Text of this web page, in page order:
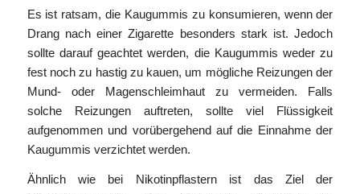
Es ist ratsam, die Kaugummis zu konsumieren, wenn der
Drang nach einer Zigarette besonders stark ist. Jedoch
sollte darauf geachtet werden, die Kaugummis weder zu
fest noch zu hastig zu kauen, um mögliche Reizungen der
Mund- oder Magenschleimhaut zu vermeiden. Falls
solche Reizungen auftreten, sollte viel Flüssigkeit
aufgenommen und vorübergehend auf die Einnahme der
Kaugummis verzichtet werden.
Ähnlich wie bei Nikotinpflastern ist das Ziel der